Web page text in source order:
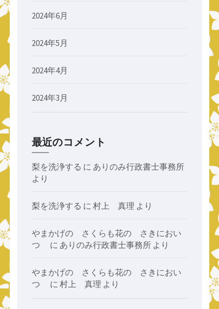
2024年6月
2024年5月
2024年4月
2024年3月
最近のコメント
梨を洗浄する に ありのみ行政書士事務所
より
梨を洗浄する に村上 真理 より
やまかげの さくらも花の さきにおい
つゝ
に ありのみ行政書士事務所 より
やまかげの さくらも花の さきにおい
つゝ
に村上 真理 より